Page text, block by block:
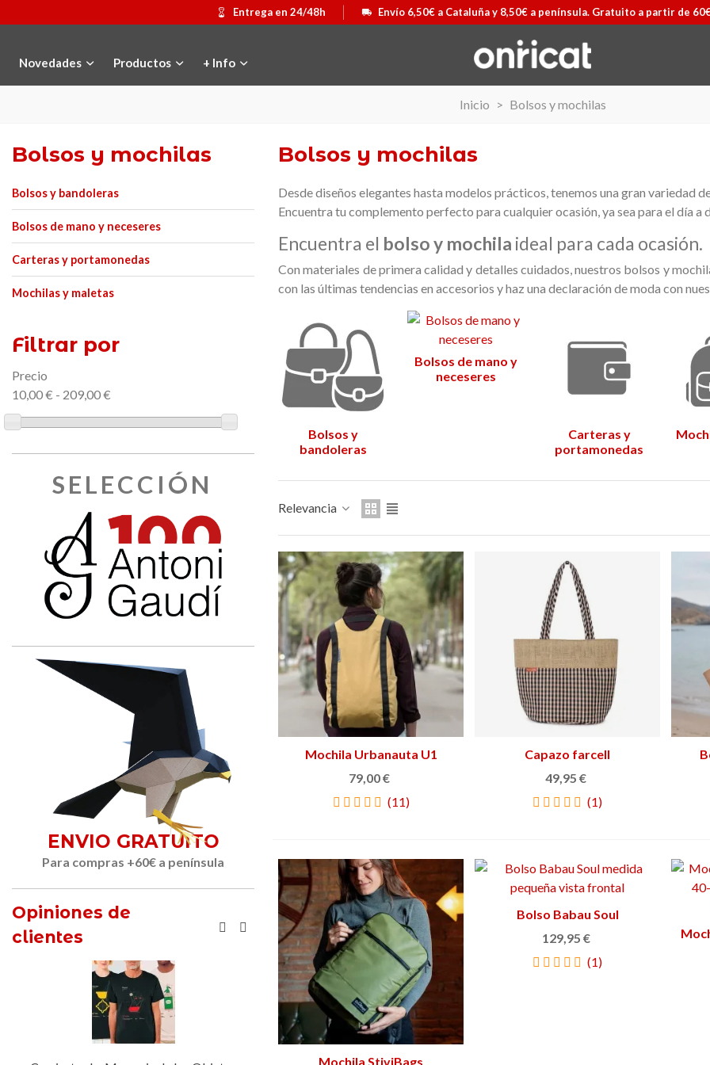
Entrega en 24/48h Envío 6,50€ a Cataluña y 8,50€ a península. Gratuito a partir de
Novedades Productos + Info
Inicio > Bolsos y mochilas
Bolsos y mochilas
Bolsos y bandoleras
Bolsos de mano y neceseres
Carteras y portamonedas
Mochilas y maletas
Filtrar por
Precio
10,00 € - 209,00 €
SELECCIÓN
ENVIO GRATUITO
Para compras +60€ a península
Opiniones de
clientes
Bolsos y mochilas
Desde diseños elegantes hasta modelos prácticos, tenemos una gran variedad
Encuentra tu complemento perfecto para cualquier ocasión, ya sea para el día a
Encuentra el bolso y mochila ideal para cada ocasión.
Con materiales de primera calidad y detalles cuidados, nuestros bolsos y
con las últimas tendencias en accesorios y haz una declaración de moda con
Bolsos y
bandoleras
Bolsos de mano y
neceseres
Carteras y
portamonedas
Relevancia
Ver más
Mochila Urbanauta U1
79,00 €
(11)
Ver más
Capazo farcell
49,95 €
(1)
Ver más
Mochila StiviBags
Ver más
Bolso Babau Soul
129,95 €
(1)
Añadir al carrito
Medalla conmemorativa Gaudí 2026
Ver más
Mochila Stivibags Airmax II
149,00 €
NUEVO
Ver más
Maleta Secur Line
159,00 €
NUEVO